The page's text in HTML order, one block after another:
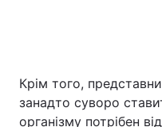
Крім того,
занадто суворо
організму потрібен